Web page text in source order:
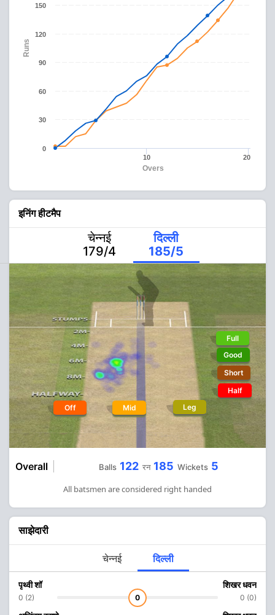
Overs
Runs
10 20
0
30
60
90
120
150
इनिंग हीटमैप
चेन्नई
179/4
दिल्ली
185/5
Off Mid Leg
Full
Good
Short
Half
Overall Balls 122 रन 185 Wickets 5
All batsmen are considered right handed
साझेदारी
चेन्नई दिल्ली
पृथ्वी शॉ
0 (2) 0
शिखर धवन
0 (0)